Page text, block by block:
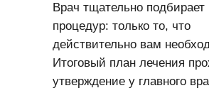
Врач тщательно подбирает
процедур: только то, что
действительно вам
Итоговый план лечения
утверждение у главного